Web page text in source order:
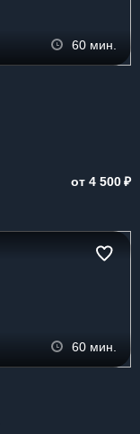
60 мин.
от 4 500₽
60 мин.